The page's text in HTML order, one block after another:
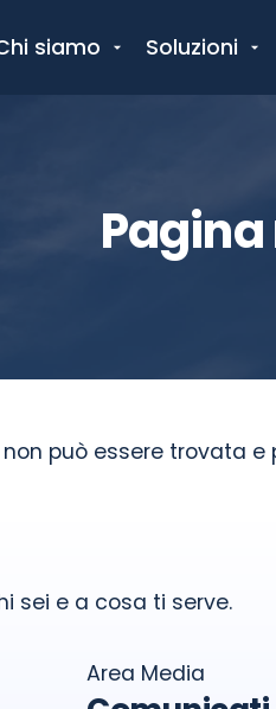
siamo Soluzioni
può essere trovata
sei e a cosa ti serve.
Area Media